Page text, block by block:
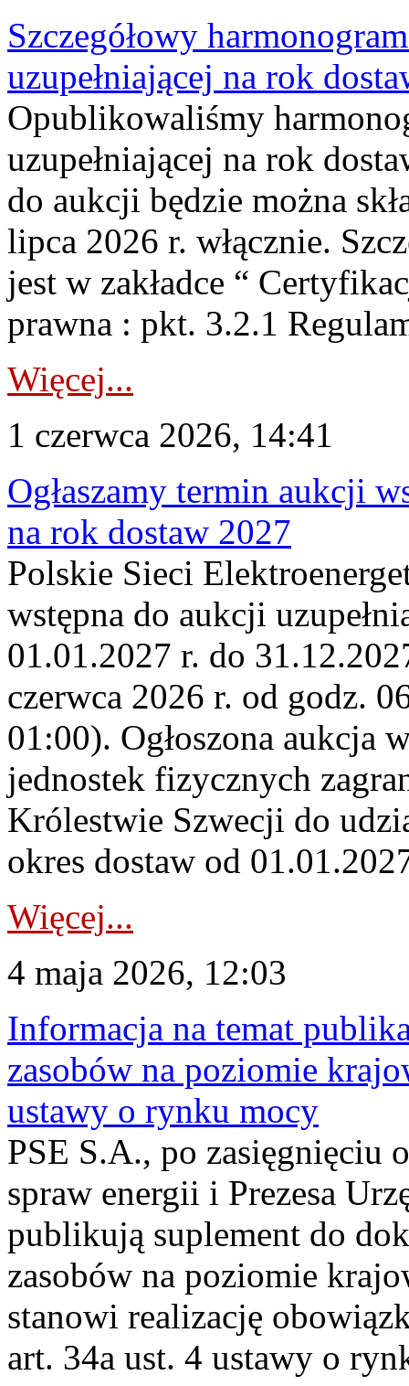
Szczegółowy
uzupełniającej na rok
Opublikowaliśmy
uzupełniającej na rok
do aukcji będzie można
lipca 2026 r. włącznie.
jest w zakładce “
prawna : pkt. 3.2.1
Więcej...
1 czerwca 2026, 14:41
Ogłaszamy termin aukcji
na rok dostaw 2027
Polskie Sieci
wstępna do aukcji
01.01.2027 r. do
czerwca 2026 r. od godz.
01:00). Ogłoszona aukcja
jednostek fizycznych
Królestwie Szwecji do
okres dostaw od
Więcej...
4 maja 2026, 12:03
Informacja na temat
zasobów na poziomie
ustawy o rynku mocy
PSE S.A., po zasięgnięciu
spraw energii i Prezesa
publikują suplement do
zasobów na poziomie
stanowi realizację
art. 34a ust. 4 ustawy o